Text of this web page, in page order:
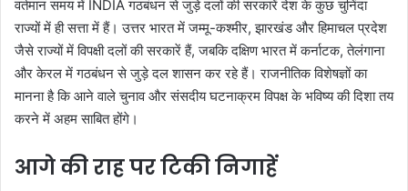
वर्तमान समय में INDIA गठबंधन से जुड़े दलों की सरकारें देश के कुछ चुनिंदा
राज्यों में ही सत्ता में हैं। उत्तर भारत में जम्मू-कश्मीर, झारखंड और हिमाचल प्रदेश
जैसे राज्यों में विपक्षी दलों की सरकारें हैं, जबकि दक्षिण भारत में कर्नाटक, तेलंगाना
और केरल में गठबंधन से जुड़े दल शासन कर रहे हैं। राजनीतिक विशेषज्ञों का
मानना है कि आने वाले चुनाव और संसदीय घटनाक्रम विपक्ष के भविष्य की दिशा तय
करने में अहम साबित होंगे।
आगे की राह पर टिकी निगाहें